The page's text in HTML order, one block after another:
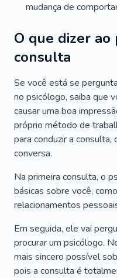
mudança de
O que dizer ao
consulta
Se você está se
no psicólogo, saiba que
causar uma boa
próprio método de
para conduzir a consulta,
conversa.
Na primeira consulta, o
básicas sobre você,
relacionamentos
Em seguida, ele vai
procurar um psicólogo.
mais sincero possível
pois a consulta é